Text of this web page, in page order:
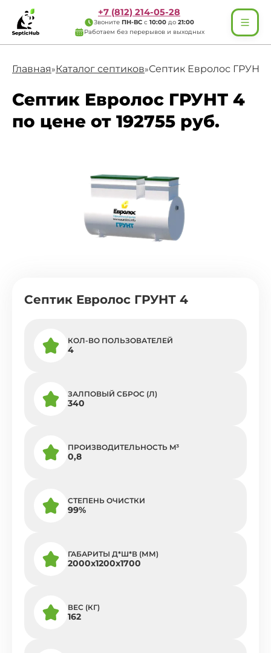
+7 (812) 214-05-28
Звоните ПН-ВС с 10:00 до 21:00
Работаем без перерывов и выходных
Главная»Каталог септиков»Септик Евролос ГРУНТ
Септик Евролос ГРУНТ 4
по цене от 192755 руб.
Септик Евролос ГРУНТ 4
КОЛ-ВО ПОЛЬЗОВАТЕЛЕЙ
4
ЗАЛПОВЫЙ СБРОС (Л)
340
ПРОИЗВОДИТЕЛЬНОСТЬ M³
0,8
СТЕПЕНЬ ОЧИСТКИ
99%
ГАБАРИТЫ Д*Ш*В (ММ)
2000x1200x1700
ВЕС (КГ)
162